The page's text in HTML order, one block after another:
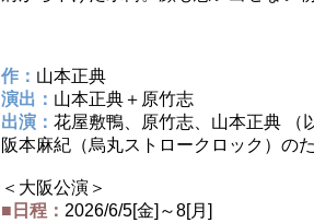
作： 山本正典
演出： 山本正典＋原竹志
出演： 花屋敷鴨、原竹志、山本正典 （
阪本麻紀（烏丸ストロークロック）の
＜大阪公演＞
■日程： 2026/6/5[金]～8[月]